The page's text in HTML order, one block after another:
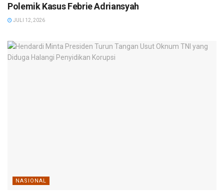
Polemik Kasus Febrie Adriansyah
JULI 12, 2026
NASIONAL